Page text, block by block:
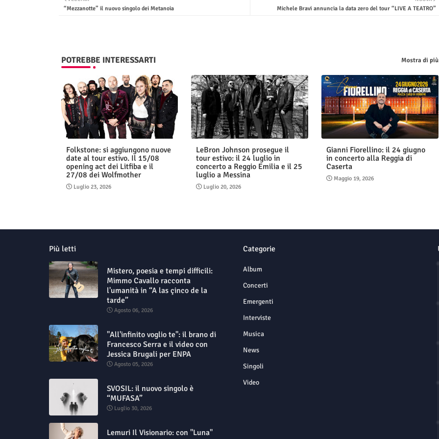
Michele Bravi annuncia la data zero del tour “LIVE A TEATRO”
“Mezzanotte” il nuovo singolo dei Metanoia
POTREBBE INTERESSARTI Mostra di più
Folkstone: si aggiungono nuove
date al tour estivo. Il 15/08
opening act dei Litfiba e il
27/08 dei Wolfmother
Luglio 23, 2026
LeBron Johnson prosegue il
tour estivo: il 24 luglio in
concerto a Reggio Emilia e il 25
luglio a Messina
Luglio 20, 2026
Gianni Fiorellino: il 24 giugno
in concerto alla Reggia di
Caserta
Maggio 19, 2026
Più letti
Mistero, poesia e tempi difficili:
Mimmo Cavallo racconta
l'umanità in “A las çinco de la
tarde”
Agosto 06, 2026
"All'infinito voglio te": il brano di
Francesco Serra e il video con
Jessica Brugali per ENPA
Agosto 05, 2026
SVOSIL: il nuovo singolo è
“MUFASA”
Luglio 30, 2026
Lemuri Il Visionario: con "Luna"
Categorie
Album
Concerti
Emergenti
Interviste
Musica
News
Singoli
Video